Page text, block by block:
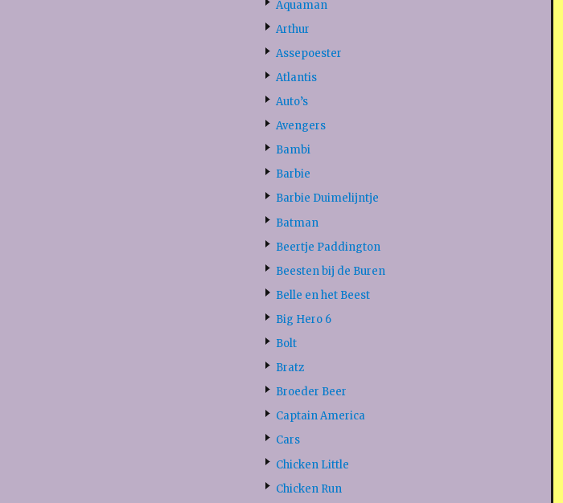
Aquaman
Arthur
Assepoester
Atlantis
Auto’s
Avengers
Bambi
Barbie
Barbie Duimelijntje
Batman
Beertje Paddington
Beesten bij de Buren
Belle en het Beest
Big Hero 6
Bolt
Bratz
Broeder Beer
Captain America
Cars
Chicken Little
Chicken Run